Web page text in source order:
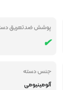
پوشش ضدتعریق
جنس دسته
آلومینیومی